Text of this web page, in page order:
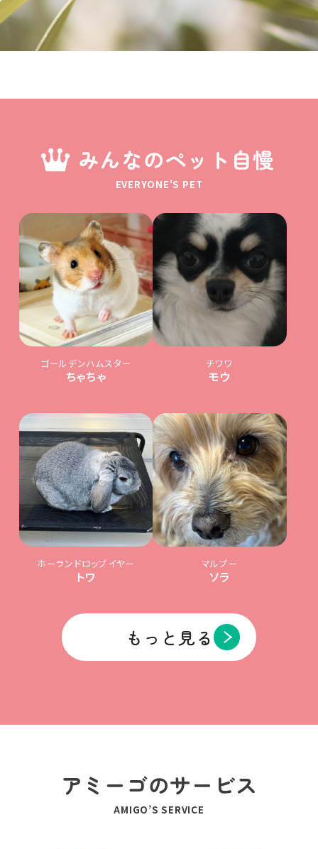
みんなのペット自慢
EVERYONE'S PET
ゴールデンハムスター
ちゃちゃ
チワワ
モウ
ホーランドロップイヤー
トワ
マルプー
ソラ
もっと見る
アミーゴのサービス
AMIGO’S SERVICE